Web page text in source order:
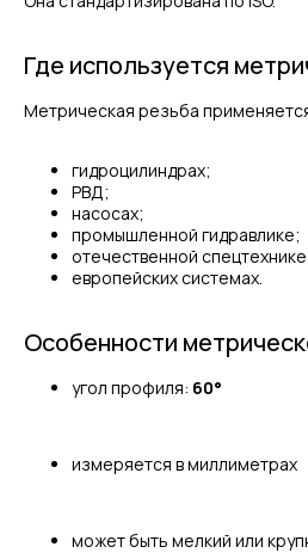
Где используется
Метрическая резьба
гидроцилиндрах;
РВД;
насосах;
промышленной гидравлике;
отечественной
европейских системах.
Особенности
угол профиля: 60°
измеряется в миллиметрах
может быть мелкий или